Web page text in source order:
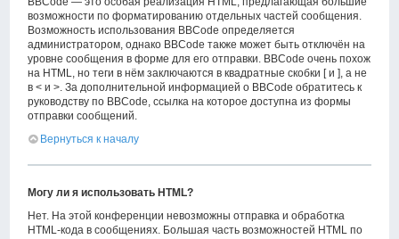
возможности по форматированию отдельных частей сообщения.
Возможность использования BBCode определяется
администратором, однако BBCode также может быть отключён на
уровне сообщения в форме для его отправки. BBCode очень похож
на HTML, но теги в нём заключаются в квадратные скобки [ и ], а не
в < и >. За дополнительной информацией о BBCode обратитесь к
руководству по BBCode, ссылка на которое доступна из формы
отправки сообщений.
Вернуться к началу
Могу ли я использовать HTML?
Нет. На этой конференции невозможны отправка и обработка
HTML-кода в сообщениях. Большая часть возможностей HTML по